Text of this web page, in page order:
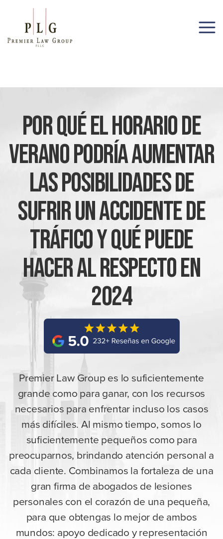
Por Qué El Horario De
Verano Podría Aumentar
Las Posibilidades De
Sufrir Un Accidente De
Tráfico Y Qué Puede
Hacer Al Respecto En
2024
Premier Law Group es lo suficientemente
grande como para ganar, con los recursos
necesarios para enfrentar incluso los casos
más difíciles. Al mismo tiempo, somos lo
suficientemente pequeños como para
preocuparnos, brindando atención personal a
cada cliente. Combinamos la fortaleza de una
gran firma de abogados de lesiones
personales con el corazón de una pequeña,
para que obtengas lo mejor de ambos
mundos: apoyo dedicado y representación